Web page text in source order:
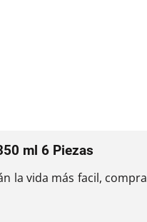
ml 6 Piezas
la vida más facil, compra